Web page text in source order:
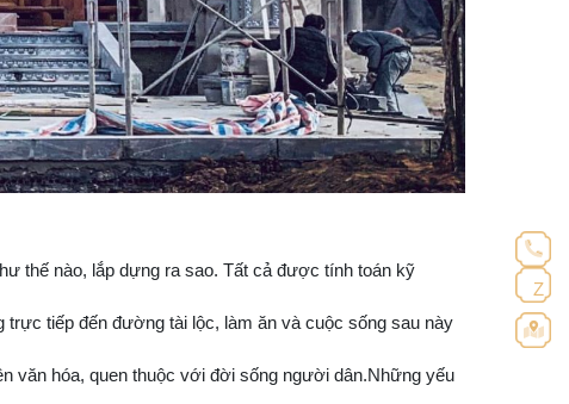
thế nào, lắp dựng ra sao. Tất cả được tính toán kỹ
tiếp đến đường tài lộc, làm ăn và cuộc sống sau này
văn hóa, quen thuộc với đời sống người dân.Những yếu
Z